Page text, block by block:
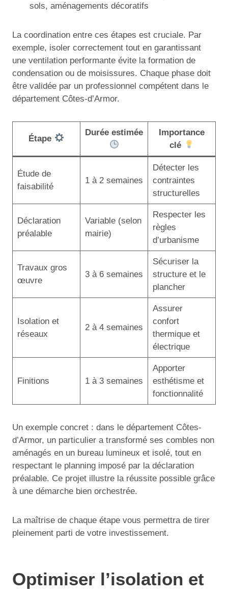
sols, aménagements décoratifs
La coordination entre ces étapes est cruciale. Par
exemple, isoler correctement tout en garantissant
une ventilation performante évite la formation de
condensation ou de moisissures. Chaque phase doit
être validée par un professionnel compétent dans le
département Côtes-d’Armor.
Étape
Durée estimée
Importance
clé
Étude de
faisabilité
1 à 2 semaines
Détecter les
contraintes
structurelles
Déclaration
préalable
Variable (selon
mairie)
Respecter les
règles
d’urbanisme
Travaux gros
œuvre
3 à 6 semaines
Sécuriser la
structure et le
plancher
Isolation et
réseaux
2 à 4 semaines
Assurer
confort
thermique et
électrique
Finitions 1 à 3 semaines
Apporter
esthétisme et
fonctionnalité
Un exemple concret : dans le département Côtes-
d’Armor, un particulier a transformé ses combles non
aménagés en un bureau lumineux et isolé, tout en
respectant le planning imposé par la déclaration
préalable. Ce projet illustre la réussite possible grâce
à une démarche bien orchestrée.
La maîtrise de chaque étape vous permettra de tirer
pleinement parti de votre investissement.
Optimiser l’isolation et